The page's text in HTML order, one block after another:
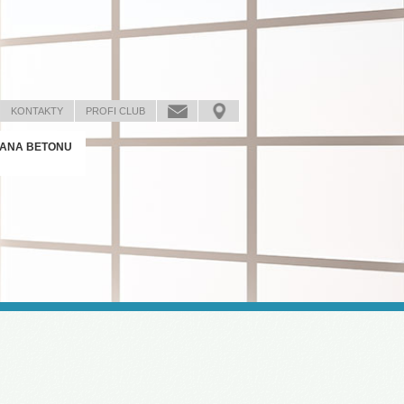
KONTAKTY
PROFI CLUB
BETONU